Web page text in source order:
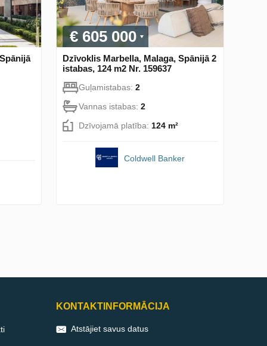
€ 605 000
Dzīvoklis Marbella, Malaga, Spānijā 2
istabas, 124 m2 Nr. 159637
Guļamistabas: 2
Vannas istabas: 2
Dzīvojamā platība: 124 m²
Coldwell Banker
KONTAKTINFORMĀCIJA
Atstājiet savus datus